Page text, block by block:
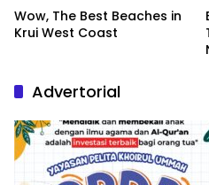
Wow, The Best Beaches in
Krui West Coast
Advertorial